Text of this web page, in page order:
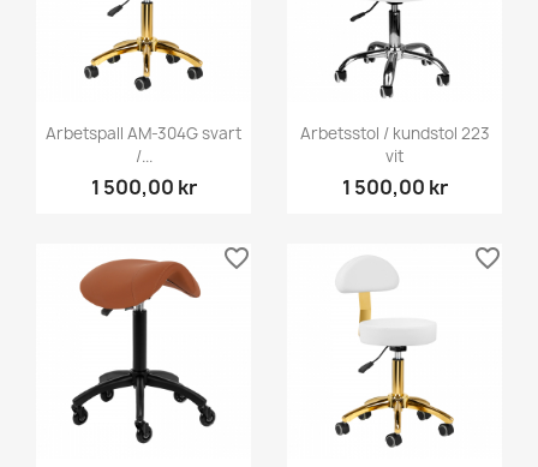
Arbetspall AM-304G svart
/...
1 500,00 kr
Arbetsstol / kundstol 223
vit
1 500,00 kr
favorite_border favorite_border